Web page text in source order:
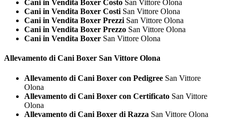
Cani in Vendita Boxer Costo San Vittore Olona
Cani in Vendita Boxer Costi San Vittore Olona
Cani in Vendita Boxer Prezzi San Vittore Olona
Cani in Vendita Boxer Prezzo San Vittore Olona
Cani in Vendita Boxer San Vittore Olona
Allevamento di Cani Boxer San Vittore Olona
Allevamento di Cani Boxer con Pedigree San Vittore
Olona
Allevamento di Cani Boxer con Certificato San Vittore
Olona
Allevamento di Cani Boxer di Razza San Vittore Olona